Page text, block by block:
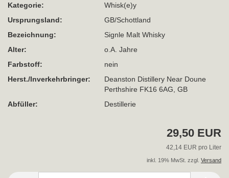
Kategorie:
Whisk(e)y
Ursprungsland:
GB/Schottland
Bezeichnung:
Signle Malt Whisky
Alter:
o.A. Jahre
Farbstoff:
nein
Herst./Inverkehrbringer:
Deanston Distillery Near Doune
Perthshire FK16 6AG, GB
Abfüller:
Destillerie
29,50 EUR
42,14 EUR pro Liter
inkl. 19% MwSt. zzgl. Versand